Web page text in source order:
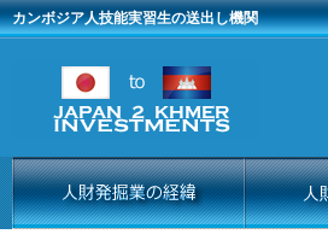
カンボジア人技能実習生の送出し機関